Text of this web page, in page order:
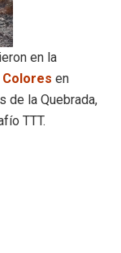
en la
Colores en
de la Quebrada,
TTT.